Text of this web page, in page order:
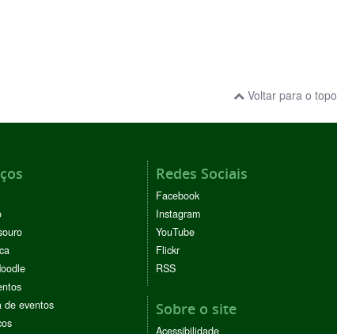
Voltar para o topo
de eventos
Redes Sociais
Facebook
Instagram
YouTube
Flickr
RSS
Sobre o site